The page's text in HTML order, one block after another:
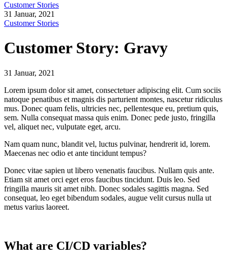
Customer Stories
31 Januar, 2021
Customer Stories
Customer Story: Gravy
31 Januar, 2021
Lorem ipsum dolor sit amet, consectetuer adipiscing elit. Cum sociis
natoque penatibus et magnis dis parturient montes, nascetur ridiculus
mus. Donec quam felis, ultricies nec, pellentesque eu, pretium quis,
sem. Nulla consequat massa quis enim. Donec pede justo, fringilla
vel, aliquet nec, vulputate eget, arcu.
Nam quam nunc, blandit vel, luctus pulvinar, hendrerit id, lorem.
Maecenas nec odio et ante tincidunt tempus?
Donec vitae sapien ut libero venenatis faucibus. Nullam quis ante.
Etiam sit amet orci eget eros faucibus tincidunt. Duis leo. Sed
fringilla mauris sit amet nibh. Donec sodales sagittis magna. Sed
consequat, leo eget bibendum sodales, augue velit cursus nulla ut
metus varius laoreet.
What are CI/CD variables?